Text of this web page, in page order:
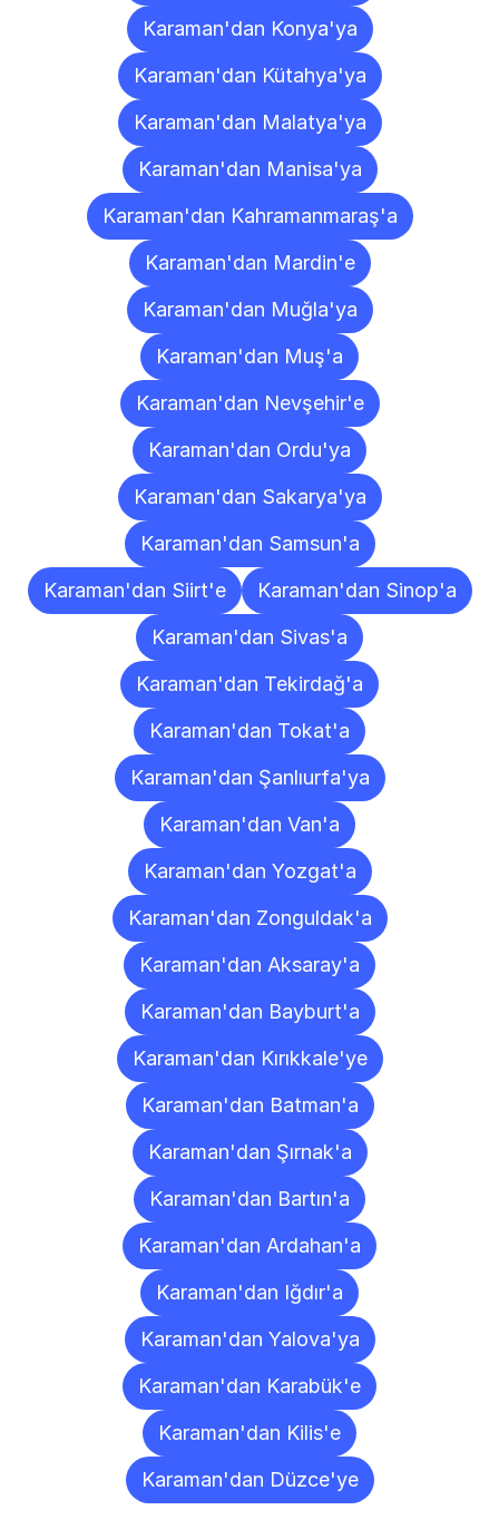
Karaman'dan Konya'ya
Karaman'dan Kütahya'ya
Karaman'dan Malatya'ya
Karaman'dan Manisa'ya
Karaman'dan Kahramanmaraş'a
Karaman'dan Mardin'e
Karaman'dan Muğla'ya
Karaman'dan Muş'a
Karaman'dan Nevşehir'e
Karaman'dan Ordu'ya
Karaman'dan Sakarya'ya
Karaman'dan Samsun'a
Karaman'dan Siirt'e
Karaman'dan Sinop'a
Karaman'dan Sivas'a
Karaman'dan Tekirdağ'a
Karaman'dan Tokat'a
Karaman'dan Şanlıurfa'ya
Karaman'dan Van'a
Karaman'dan Yozgat'a
Karaman'dan Zonguldak'a
Karaman'dan Aksaray'a
Karaman'dan Bayburt'a
Karaman'dan Kırıkkale'ye
Karaman'dan Batman'a
Karaman'dan Şırnak'a
Karaman'dan Bartın'a
Karaman'dan Ardahan'a
Karaman'dan Iğdır'a
Karaman'dan Yalova'ya
Karaman'dan Karabük'e
Karaman'dan Kilis'e
Karaman'dan Düzce'ye